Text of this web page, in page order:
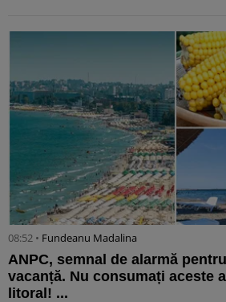
08:52 • Fundeanu Madalina
ANPC, semnal de alarmă
vacanță. Nu consumați aceste
litoral! ...